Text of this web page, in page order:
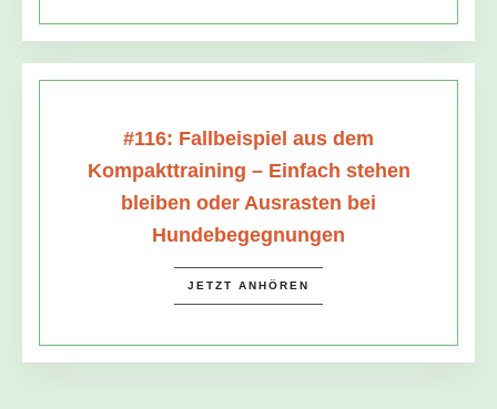
#116: Fallbeispiel aus dem
Kompakttraining – Einfach stehen
bleiben oder Ausrasten bei
Hundebegegnungen
JETZT ANHÖREN